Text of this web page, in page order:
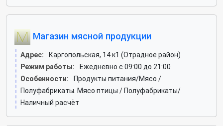
Магазин мясной продукции
Адрес:
Каргопольская, 14 к1 (Отрадное район)
Режим работы:
Ежедневно с 09:00 до 21:00
Особенности:
Продукты питания/Мясо /
Полуфабрикаты. Мясо птицы / Полуфабрикаты/
Наличный расчёт